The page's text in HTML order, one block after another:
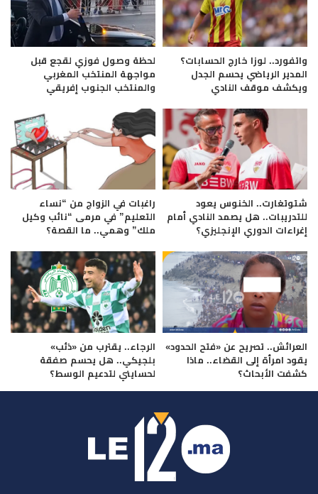
واتفورد.. لوزا خارج الحسابات؟
المدير الرياضي يحسم الجدل
ويكشف موقف النادي
لحظة وصول فوزي لقجع قبل
مواجهة المنتخب المغربي
والمنتخب الجنوب إفريقي
شتوتغارت.. الخنوس يعود
للتدريبات.. هل يصمد النادي أمام
إغراءات الدوري الإنجليزي؟
راغبات في الزواج من “نساء
التعليم” في مرمى “نائب وكيل
ملك” وهمي.. ما القصة؟
العرائش.. تصريح عن «فتح الحدود»
يقود امرأة إلى القضاء.. ماذا
كشفت الأبحاث؟
الرجاء.. يقترب من «ذئب»
بلجيكي.. هل يحسم صفقة
لحسايني لتدعيم الوسط؟